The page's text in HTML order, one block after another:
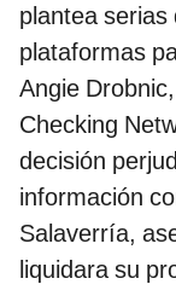
plantea serias
plataformas
Angie
Checking
decisión
información
Salaverría,
liquidara su